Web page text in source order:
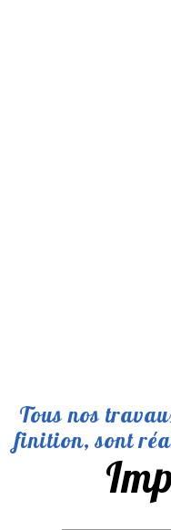
Tous nos
finition, sont